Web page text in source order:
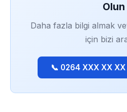
Olun
Daha fazla bilgi almak
için bizi
📞 0264 XXX XX